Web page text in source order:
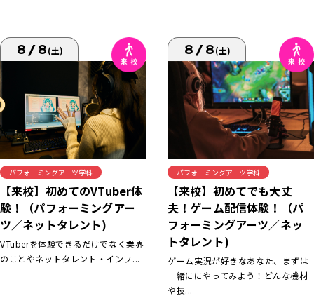
8/8(土)
パフォーミングアーツ学科
【来校】初めてのVTuber体
験！（パフォーミングアー
ツ／ネットタレント)
VTuberを体験できるだけでなく業界
のことやネットタレント・インフ...
8/8(土)
パフォーミングアーツ学科
【来校】初めてでも大丈
夫！ゲーム配信体験！（パ
フォーミングアーツ／ネッ
トタレント)
ゲーム実況が好きなあなた、まずは
一緒ににやってみよう！どんな機材
や技...